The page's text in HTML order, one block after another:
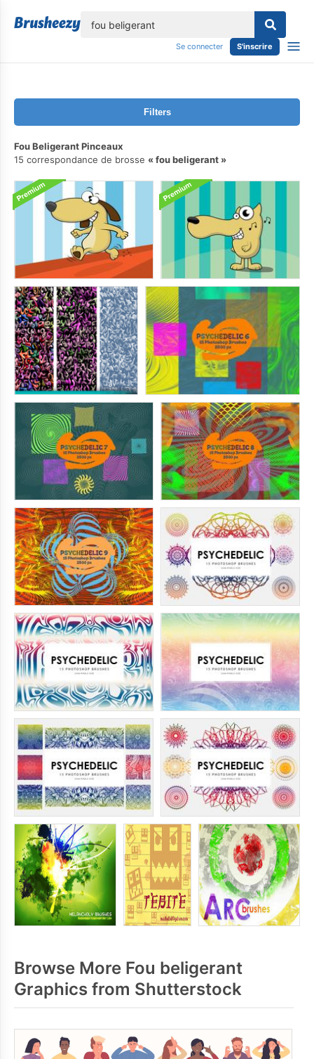
Se connecter S'inscrire
Filters
Fou Beligerant Pinceaux
15 correspondance de brosse
fou beligerant
Browse More Fou beligerant
Graphics from Shutterstock